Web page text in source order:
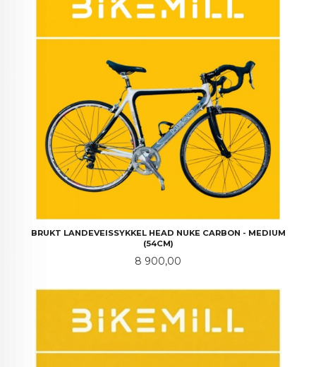
BRUKT LANDEVEISSYKKEL HEAD NUKE CARBON - MEDIUM
(54CM)
Pris
8 900,00